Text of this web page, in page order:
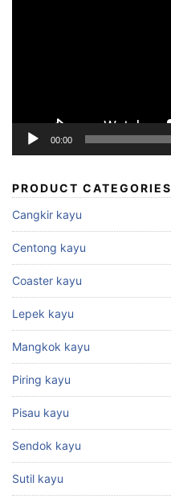
00:00
PRODUCT CATEGORIES
Cangkir kayu
Centong kayu
Coaster kayu
Lepek kayu
Mangkok kayu
Piring kayu
Pisau kayu
Sendok kayu
Sutil kayu